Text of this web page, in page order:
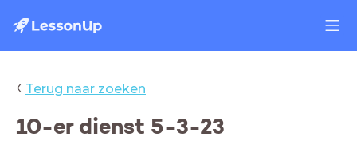
‹ Terug naar zoeken
10-er dienst 5-3-23